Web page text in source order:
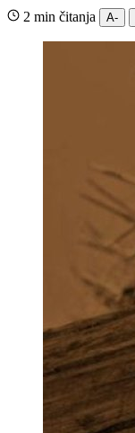
2 min čitanja A-